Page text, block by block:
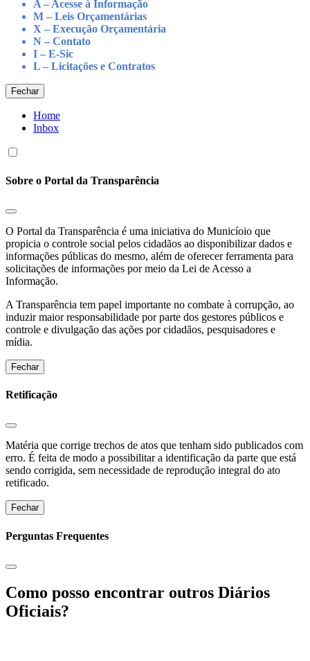
A – Acesse à Informação
M – Leis Orçamentárias
X – Execução Orçamentária
N – Contato
I – E-Sic
L – Licitações e Contratos
Fechar
Home
Inbox
Sobre o Portal da Transparência
O Portal da Transparência é uma iniciativa do Municíoio que
propicia o controle social pelos cidadãos ao disponibilizar dados e
informações públicas do mesmo, além de oferecer ferramenta para
solicitações de informações por meio da Lei de Acesso a
Informação.
A Transparência tem papel importante no combate à corrupção, ao
induzir maior responsabilidade por parte dos gestores públicos e
controle e divulgação das ações por cidadãos, pesquisadores e
mídia.
Fechar
Retificação
Matéria que corrige trechos de atos que tenham sido publicados com
erro. É feita de modo a possibilitar a identificação da parte que está
sendo corrigida, sem necessidade de reprodução integral do ato
retificado.
Fechar
Perguntas Frequentes
Como posso encontrar outros Diários
Oficiais?